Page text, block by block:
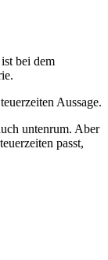
bei dem
Aussage.
untenrum. Aber
passt,